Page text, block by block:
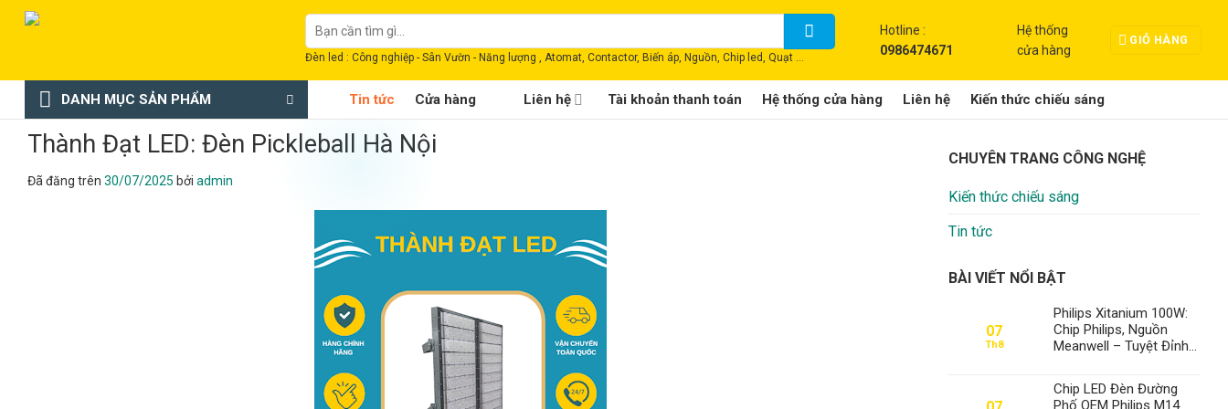
Chuyển
dung
Tìm
kiếm:
Đèn led : Công nghiệp - Sân Vườn - Năng lượng , Atomat, Contactor, Biến áp, Nguồn, Chip led, Quạt ...
Hotline :
0986474671
Hệ thống
cửa hàng
GIỎ HÀNG
DANH MỤC SẢN PHẨM Tin tức Cửa hàng Liên hệ Tài khoản thanh toán Hệ thống cửa hàng Liên hệ Kiến thức chiếu sáng
Thành Đạt LED: Đèn Pickleball Hà Nội
Đã đăng trên 30/07/2025 bởi admin
CHUYÊN TRANG CÔNG NGHỆ
Kiến thức chiếu sáng
Tin tức
BÀI VIẾT NỔI BẬT
07
Th8
Philips Xitanium 100W:
Chip Philips, Nguồn
Meanwell – Tuyệt Đỉnh
Chip LED Đèn Đường
Phố OEM Philips M14